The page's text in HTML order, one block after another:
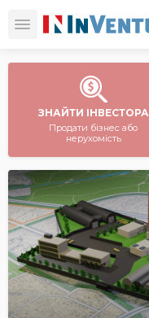
ЗНАЙТИ ІНВЕСТОРА
Продати бізнес або
нерухомість